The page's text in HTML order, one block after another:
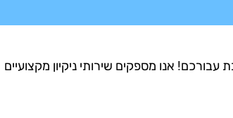
אנו מספקים שירותי ניקיון מקצועיים